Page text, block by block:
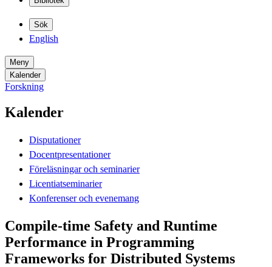
Sök
English
Meny
Kalender
Forskning
Kalender
Disputationer
Docentpresentationer
Föreläsningar och seminarier
Licentiatseminarier
Konferenser och evenemang
Compile-time Safety and Runtime
Performance in Programming
Frameworks for Distributed Systems